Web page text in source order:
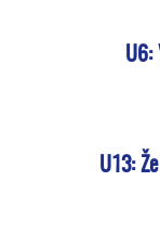
U6:
U13: